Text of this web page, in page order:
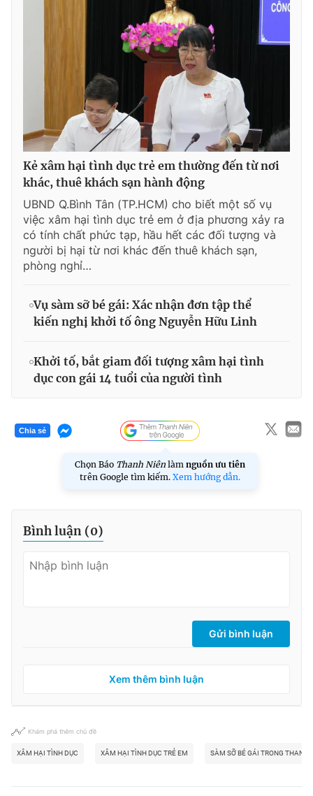
Kẻ xâm hại tình dục trẻ em thường đến từ nơi
khác, thuê khách sạn hành động
UBND Q.Bình Tân (TP.HCM) cho biết một số vụ
việc xâm hại tình dục trẻ em ở địa phương xảy ra
có tính chất phức tạp, hầu hết các đối tượng và
người bị hại từ nơi khác đến thuê khách sạn,
phòng nghỉ…
Vụ sàm sỡ bé gái: Xác nhận đơn tập thể
kiến nghị khởi tố ông Nguyễn Hữu Linh
Khởi tố, bắt giam đối tượng xâm hại tình
dục con gái 14 tuổi của người tình
Chia sẻ
Chọn Báo Thanh Niên làm nguồn ưu tiên
trên Google tìm kiếm. Xem hướng dẫn.
Bình luận (0)
Gửi bình luận
Xem thêm bình luận
Khám phá thêm chủ đề
XÂM HẠI TÌNH DỤC XÂM HẠI TÌNH DỤC TRẺ EM SÀM SỠ BÉ GÁI TRONG THANG